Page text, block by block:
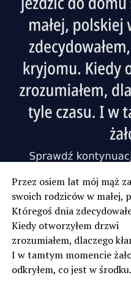
Przez osiem lat mój mąż
swoich rodziców w małej,
Któregoś dnia
Kiedy otworzyłem drzwi
zrozumiałem, dlaczego
I w tamtym momencie
odkryłem, co jest w środku.